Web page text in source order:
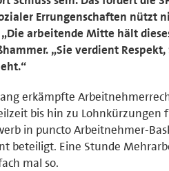
Errungenschaften nützt
arbeitende Mitte hält
„Sie verdient
erkämpfte
bis hin zu Lohnkürzungen
in puncto Arbeitnehmer-
beteiligt. Eine Stunde
mal so.